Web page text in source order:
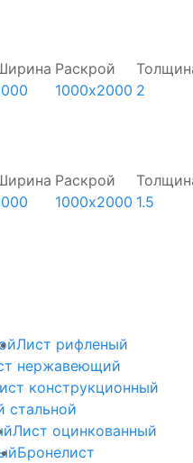
Раскрой
1000х2000 2
Раскрой
1000х2000 1.5
Лист рифленый
нержавеющий
конструкционный
стальной
Лист оцинкованный
Бронелист